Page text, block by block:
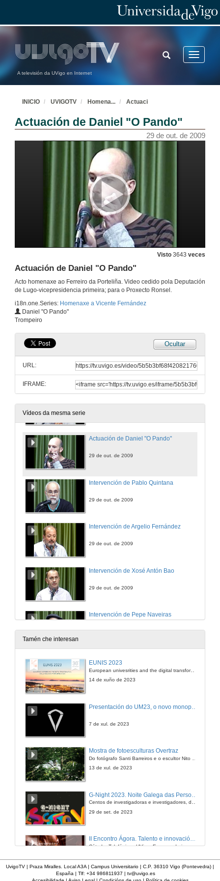
A televisión da UVigo en Internet
Toggle
TOGGLE
SEARCH
INICIO UVIGOTV Homena... Actuaci
Actuación de Daniel "O Pando"
29 de out. de 2009
Visto 3643 veces
Actuación de Daniel "O Pando"
Acto homenaxe ao Ferreiro da Porteliña. Video cedido pola Deputación
de Lugo-vicepresidencia primeira; para o Proxecto Ronsel.
i18n.one.Series: Homenaxe a Vicente Fernández
Daniel "O Pando"
Trompeiro
Ocultar
URL:
IFRAME:
Vídeos da mesma serie
Ferrerias e mazos na montaña luguesa do século XVIII-XX
29 de out. de 2009
O traballo do ferro no concello de Burón nas idades moderna e contemporanea
Actuación de Daniel "O Pando"
29 de out. de 2009
Intervención de Pablo Quintana
29 de out. de 2009
Intervención de Argelio Fernández
29 de out. de 2009
Intervención de Xosé Antón Bao
29 de out. de 2009
Intervención de Pepe Naveiras
29 de out. de 2009
Actuación musical
Tamén che interesan
EUNIS 2023
European univesrities and the digital transformation: challenges and opportunities ahead
14 de xuño de 2023
7 de xul. de 2023
Mostra de fotoesculturas Overtraz
13 de xul. de 2023
Centos de investigadoras e investigadores, decenas de actividades e sete cidades
29 de set. de 2023
II Encontro Ágora. Talento e innovación na era da transformación dixital
Cátedra Telefónica - UVigo. Espazos de innovación
UvigoTV | Praza Miralles. Local A3A | Campus Universitario | C.P. 36310 Vigo (Pontevedra) |
España | Tlf: +34 986811937 | tv@uvigo.es